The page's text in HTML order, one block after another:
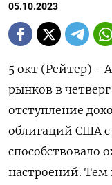
05.10.2023
5 окт (Рейтер) -
рынков в
отступление
облигаций США
способствовало
настроений. Тем